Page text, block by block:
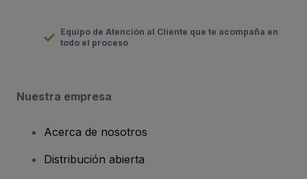
Equipo de Atención al Cliente que te acompaña en
todo el proceso
Nuestra empresa
Acerca de nosotros
Distribución abierta